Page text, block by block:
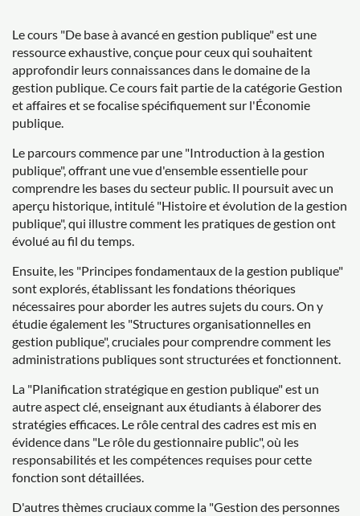
Le cours "De base à avancé en gestion publique" est une
ressource exhaustive, conçue pour ceux qui souhaitent
approfondir leurs connaissances dans le domaine de la
gestion publique. Ce cours fait partie de la catégorie Gestion
et affaires et se focalise spécifiquement sur l'Économie
publique.
Le parcours commence par une "Introduction à la gestion
publique", offrant une vue d'ensemble essentielle pour
comprendre les bases du secteur public. Il poursuit avec un
aperçu historique, intitulé "Histoire et évolution de la gestion
publique", qui illustre comment les pratiques de gestion ont
évolué au fil du temps.
Ensuite, les "Principes fondamentaux de la gestion publique"
sont explorés, établissant les fondations théoriques
nécessaires pour aborder les autres sujets du cours. On y
étudie également les "Structures organisationnelles en
gestion publique", cruciales pour comprendre comment les
administrations publiques sont structurées et fonctionnent.
La "Planification stratégique en gestion publique" est un
autre aspect clé, enseignant aux étudiants à élaborer des
stratégies efficaces. Le rôle central des cadres est mis en
évidence dans "Le rôle du gestionnaire public", où les
responsabilités et les compétences requises pour cette
fonction sont détaillées.
D'autres thèmes cruciaux comme la "Gestion des personnes